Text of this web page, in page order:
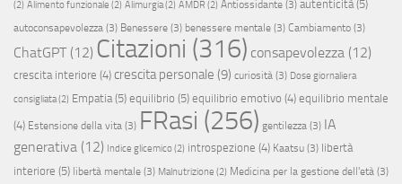
(2) Alimento funzionale (2) Alimurgia(2) AMDR (2) Antiossidante (3) autenticità (5)
autoconsapevolezza (3) Benessere (3) benessere mentale (3) Cambiamento (3)
ChatGPT(12) Citazioni (316) consapevolezza (12)
crescita interiore (4) crescita personale (9) curiosità (3) Dose giornaliera
consigliata(2) Empatia (5) equilibrio (5) equilibrio emotivo (4) equilibrio mentale
(4) Estensione della vita (3) FRasi (256) gentilezza (3) IA
generativa (12) Indice glicemico (2) introspezione (4) Kaatsu (3) libertà
interiore (5) libertà mentale (3) Malnutrizione (2) Medicina per la gestione dell'età (3)